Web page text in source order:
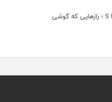
قابلیت‌های قلم S Pen ؛ رازهایی که گوشی